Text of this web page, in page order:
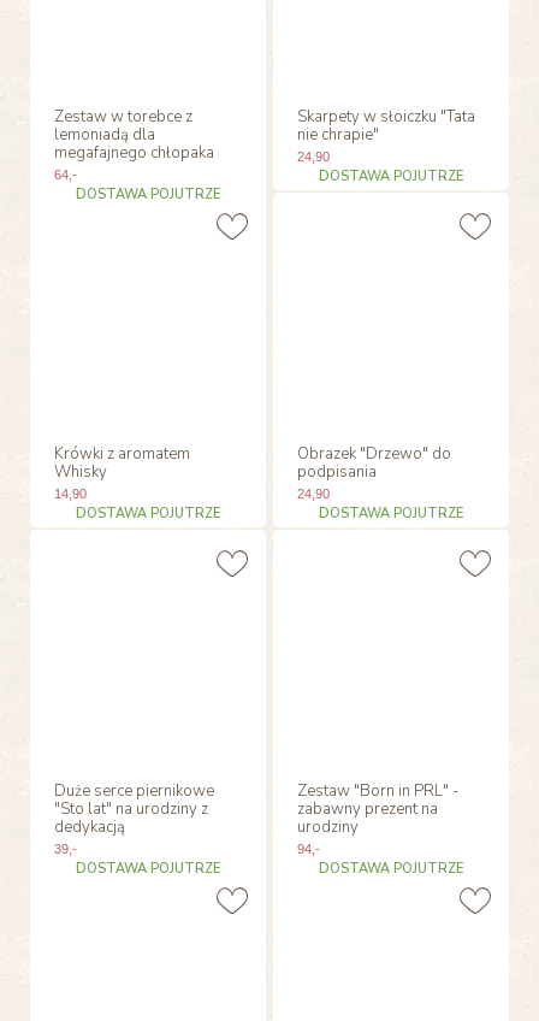
Zestaw w torebce z
lemoniadą dla
megafajnego chłopaka
64,-
DOSTAWA POJUTRZE
Skarpety w słoiczku "Tata
nie chrapie"
24 ,90
DOSTAWA POJUTRZE
Krówki z aromatem
Whisky
14,90
DOSTAWA POJUTRZE
Obrazek "Drzewo" do
podpisania
24 ,90
DOSTAWA POJUTRZE
Duże serce piernikowe
"Sto lat" na urodziny z
dedykacją
39,-
DOSTAWA POJUTRZE
Zestaw "Born in PRL" -
zabawny prezent na
urodziny
94 ,-
DOSTAWA POJUTRZE